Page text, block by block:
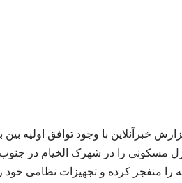
خبرآنلاین با وجود توافق اولیه
مسکونی را در شهرک الخیام در
را منفجر کرده و تجهیزات نظامی خود